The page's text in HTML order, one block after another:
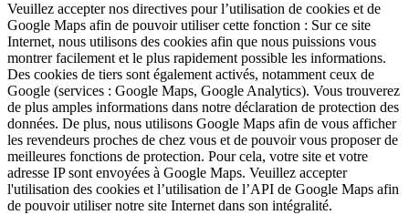
Veuillez accepter nos directives pour l’utilisation de cookies et de
Google Maps afin de pouvoir utiliser cette fonction : Sur ce site
Internet, nous utilisons des cookies afin que nous puissions vous
montrer facilement et le plus rapidement possible les informations.
Des cookies de tiers sont également activés, notamment ceux de
Google (services : Google Maps, Google Analytics). Vous trouverez
de plus amples informations dans notre déclaration de protection des
données. De plus, nous utilisons Google Maps afin de vous afficher
les revendeurs proches de chez vous et de pouvoir vous proposer de
meilleures fonctions de protection. Pour cela, votre site et votre
adresse IP sont envoyées à Google Maps. Veuillez accepter
l'utilisation des cookies et l’utilisation de l’API de Google Maps afin
de pouvoir utiliser notre site Internet dans son intégralité.